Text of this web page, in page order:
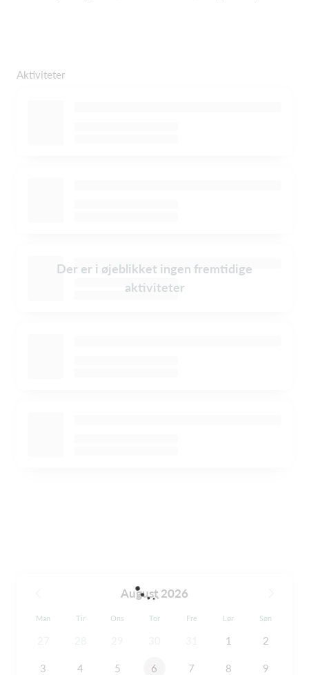
Aktiviteter
Der er i øjeblikket ingen fremtidige
aktiviteter
August 2026
Man Tir Ons Tor Fre Lør Søn
1 2
3 4 5 6 7 8 9